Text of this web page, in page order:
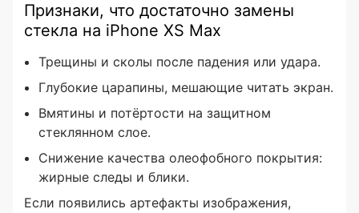
Признаки, что достаточно замены
стекла на iPhone XS Max
Трещины и сколы после падения или удара.
Глубокие царапины, мешающие читать экран.
Вмятины и потёртости на защитном
стеклянном слое.
Снижение качества олеофобного покрытия:
жирные следы и блики.
Если появились артефакты изображения,